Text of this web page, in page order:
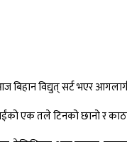
बिहान विद्युत् सर्ट भएर
एक तले टिनको छानो र